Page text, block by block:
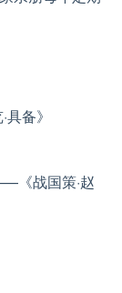
备》
《战国策·赵